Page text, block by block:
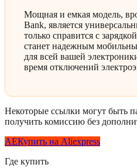
Мощная и емкая модель,
Bank, является
только справится с
станет надежным
для всей вашей
время отключений
Некоторые ссылки могут быть
получить комиссию без
AEКупить на Aliexpress
Где купить